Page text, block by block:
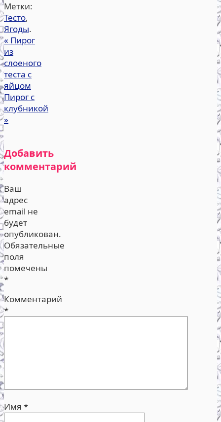
Метки:
Тесто,
Ягоды.
« Пирог
из
слоеного
теста с
яйцом
Пирог с
клубникой
»
Добавить
комментарий
Ваш
адрес
email не
будет
опубликован.
Обязательные
поля
помечены
*
Комментарий
*
Имя *